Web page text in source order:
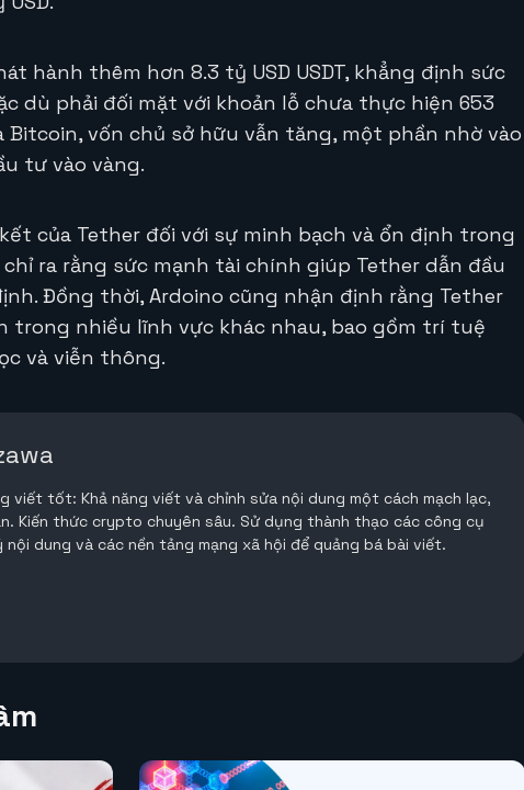
hành thêm hơn 8.3 tỷ USD USDT, khẳng định sức
dù phải đối mặt với khoản lỗ chưa thực hiện 653
Bitcoin, vốn chủ sở hữu vẫn tăng, một phần nhờ vào
tư vào vàng.
của Tether đối với sự minh bạch và ổn định trong
ra rằng sức mạnh tài chính giúp Tether dẫn đầu
Đồng thời, Ardoino cũng nhận định rằng Tether
trong nhiều lĩnh vực khác nhau, bao gồm trí tuệ
và viễn thông.
viết tốt: Khả năng viết và chỉnh sửa nội dung một cách mạch lạc,
Kiến thức crypto chuyên sâu. Sử dụng thành thạo các công cụ
nội dung và các nền tảng mạng xã hội để quảng bá bài viết.